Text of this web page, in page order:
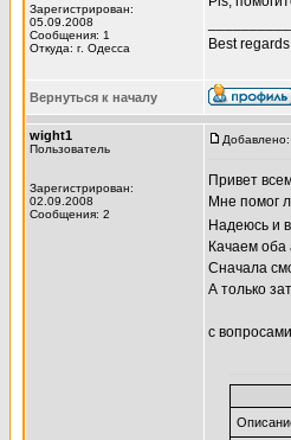
Зарегистрирован:
05.09.2008
Сообщения: 1
Откуда: г. Одесса
Best regards
Вернуться к началу
wight1
Пользователь
Зарегистрирован:
02.09.2008
Сообщения: 2
Привет
Мне помог
Надеюсь и
Качаем оба
Сначала
А только
с